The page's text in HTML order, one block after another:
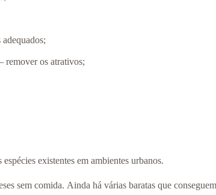
remover os atrativos;
existentes em ambientes urbanos.
sem comida. Ainda há várias baratas que